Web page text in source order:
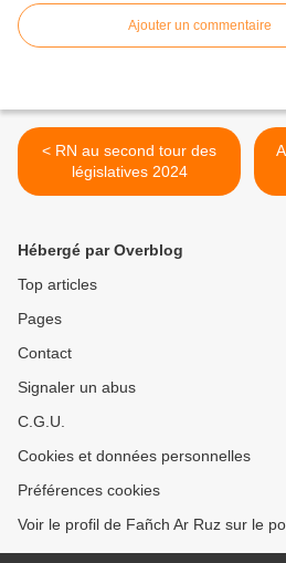
Ajouter un commentaire
< RN au second tour des
législatives 2024
Hébergé par Overblog
Top articles
Pages
Contact
Signaler un abus
C.G.U.
Cookies et données personnelles
Préférences cookies
Voir le profil de Fañch Ar Ruz sur le